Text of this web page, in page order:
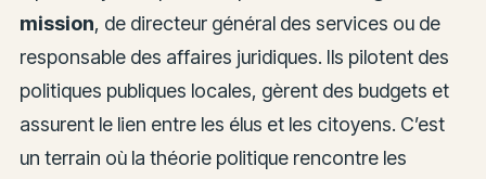
mission, de directeur général des services ou de
responsable des affaires juridiques. Ils pilotent des
politiques publiques locales, gèrent des budgets et
assurent le lien entre les élus et les citoyens. C’est
un terrain où la théorie politique rencontre les